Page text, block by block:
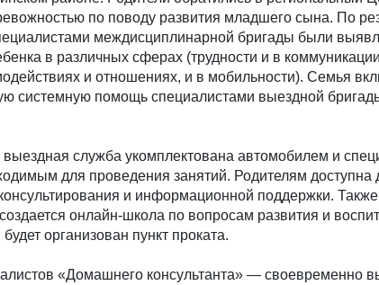
по поводу развития младшего сына. По
междисциплинарной бригады были
в различных сферах (трудности и в
и отношениях, и в мобильности). Семья
системную помощь специалистами выездной
служба укомплектована автомобилем и
для проведения занятий. Родителям доступна
и информационной поддержки.
онлайн-школа по вопросам развития и
организован пункт проката.
«Домашнего консультанта» — своевременно